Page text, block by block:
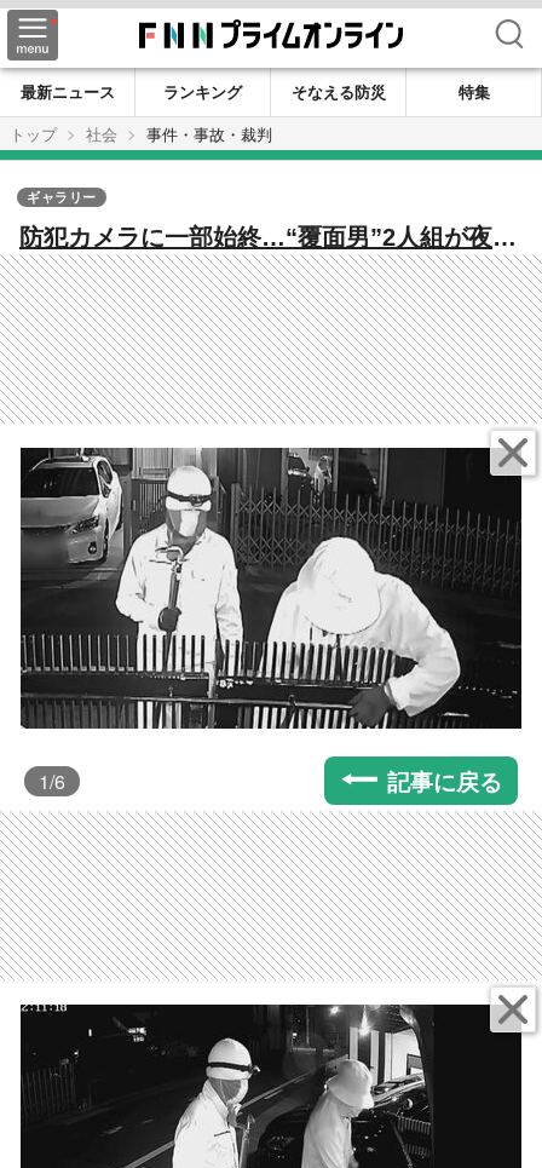
検索
最新ニュース ランキング そなえる防災
特集
トップ
社会 事件・事故・裁判
防犯カメラに一部始終…“覆面男”2人組が夜の
住宅敷地内に侵入 気付いた住人の「コラ
ー！」で慌てて退散
ギャラリー
1/6 記事に戻る